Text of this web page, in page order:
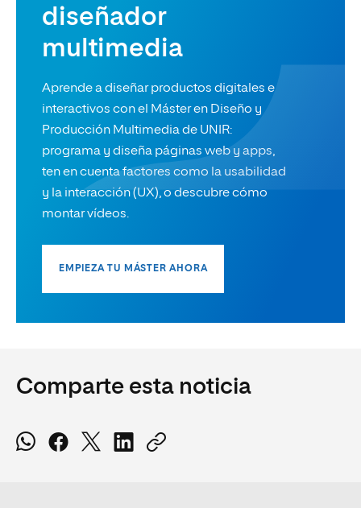
diseñador
multimedia
Aprende a diseñar productos digitales e
interactivos con el Máster en Diseño y
Producción Multimedia de UNIR:
programa y diseña páginas web y apps,
ten en cuenta factores como la usabilidad
y la interacción (UX), o descubre cómo
montar vídeos.
EMPIEZA TU MÁSTER AHORA
Comparte esta noticia